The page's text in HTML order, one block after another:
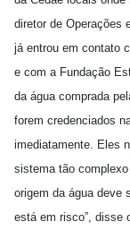
diretor de Operações
já entrou em contato
e com a Fundação
da água comprada
forem credenciados
imediatamente. Eles
sistema tão
origem da água deve
está em risco”, disse